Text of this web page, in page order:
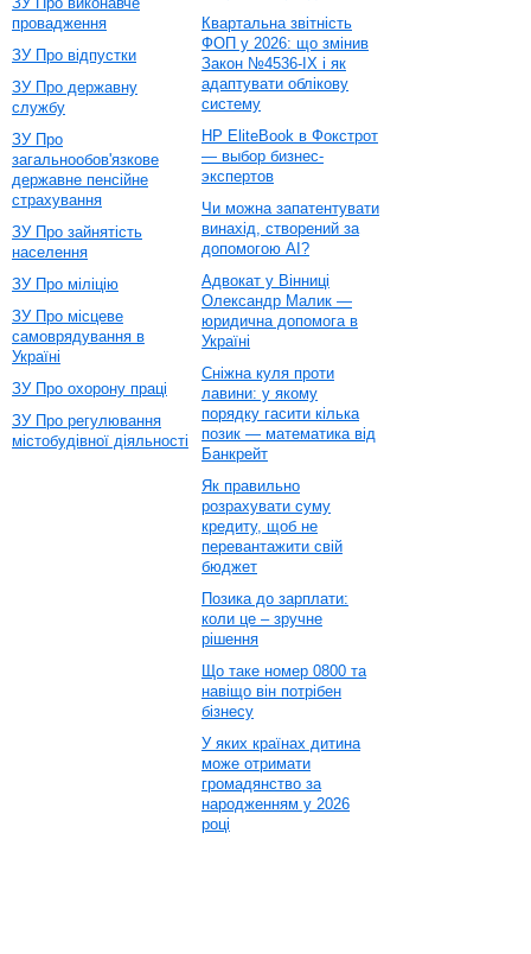
провадження
ЗУ Про відпустки
ЗУ Про державну
службу
ЗУ Про
загальнообов'язкове
державне пенсійне
страхування
ЗУ Про зайнятість
населення
ЗУ Про міліцію
ЗУ Про місцеве
самоврядування в
Україні
ЗУ Про охорону праці
ЗУ Про регулювання
містобудівної діяльності
Квартальна звітність
ФОП у 2026: що змінив
Закон №4536-IX і як
адаптувати облікову
систему
HP EliteBook в Фокстрот
— выбор бизнес-
экспертов
Чи можна запатентувати
винахід, створений за
допомогою AI?
Адвокат у Вінниці
Олександр Малик —
юридична допомога в
Україні
Сніжна куля проти
лавини: у якому
порядку гасити кілька
позик — математика від
Банкрейт
Як правильно
розрахувати суму
кредиту, щоб не
перевантажити свій
бюджет
Позика до зарплати:
коли це – зручне
рішення
Що таке номер 0800 та
навіщо він потрібен
бізнесу
У яких країнах дитина
може отримати
громадянство за
народженням у 2026
році